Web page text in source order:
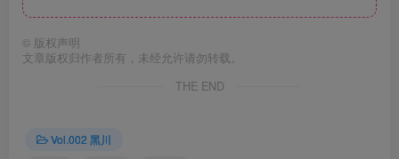
© 版权声明
文章版权归作者所有，未经允许请勿转载。
THE END
Vol.002 黑川